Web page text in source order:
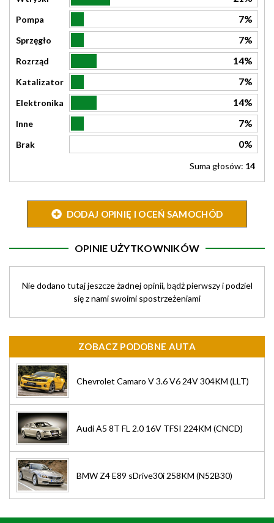
Pompa 7%
Sprzęgło 7%
Rozrząd 14%
Katalizator 7%
Elektronika 14%
Inne 7%
Brak 0%
Suma głosów: 14
DODAJ OPINIĘ I OCEŃ SAMOCHÓD
OPINIE UŻYTKOWNIKÓW
Nie dodano tutaj jeszcze żadnej opinii, bądż pierwszy i podziel
się z nami swoimi spostrzeżeniami
ZOBACZ PODOBNE AUTA
Chevrolet Camaro V 3.6 V6 24V 304KM (LLT)
Audi A5 8T FL 2.0 16V TFSI 224KM (CNCD)
BMW Z4 E89 sDrive30i 258KM (N52B30)